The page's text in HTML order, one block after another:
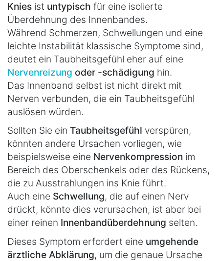
Knies ist untypisch für eine isolierte
Überdehnung des Innenbandes.
Während Schmerzen, Schwellungen und eine
leichte Instabilität klassische Symptome sind,
deutet ein Taubheitsgefühl eher auf eine
Nervenreizung oder -schädigung hin.
Das Innenband selbst ist nicht direkt mit
Nerven verbunden, die ein Taubheitsgefühl
auslösen würden.
Sollten Sie ein Taubheitsgefühl verspüren,
könnten andere Ursachen vorliegen, wie
beispielsweise eine Nervenkompression im
Bereich des Oberschenkels oder des Rückens,
die zu Ausstrahlungen ins Knie führt.
Auch eine Schwellung, die auf einen Nerv
drückt, könnte dies verursachen, ist aber bei
einer reinen Innenbandüberdehnung selten.
Dieses Symptom erfordert eine umgehende
ärztliche Abklärung, um die genaue Ursache